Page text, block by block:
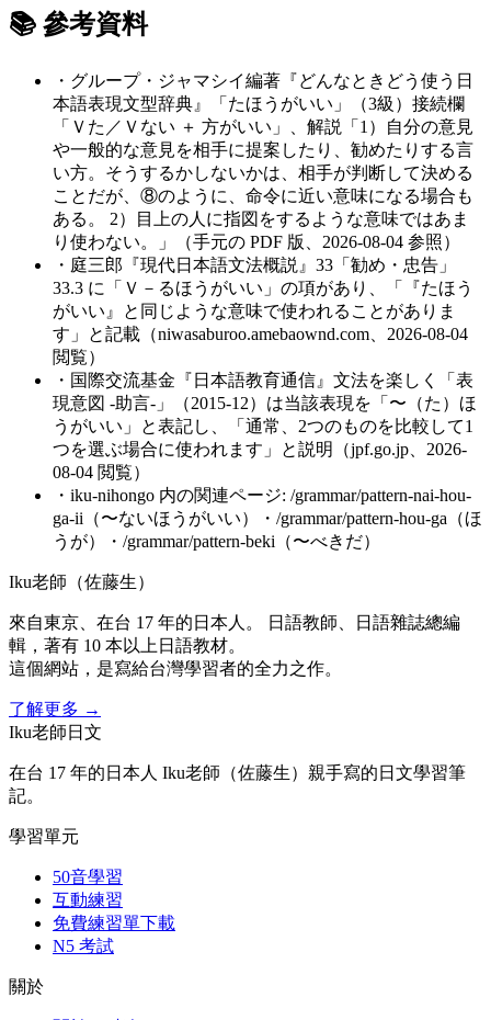
📚 參考資料
・ グループ・ジャマシイ編著『どんなときどう使う日
本語表現文型辞典』「たほうがいい」（3級）接続欄
「Ｖた／Ｖない ＋ 方がいい」、解説「1）自分の意見
や一般的な意見を相手に提案したり、勧めたりする言
い方。そうするかしないかは、相手が判断して決める
ことだが、⑧のように、命令に近い意味になる場合も
ある。 2）目上の人に指図をするような意味ではあま
り使わない。」（手元の PDF 版、2026-08-04 参照）
・ 庭三郎『現代日本語文法概説』33「勧め・忠告」
33.3 に「Ｖ－るほうがいい」の項があり、「『たほう
がいい』と同じような意味で使われることがありま
す」と記載（niwasaburoo.amebaownd.com、2026-08-04
閲覧）
・ 国際交流基金『日本語教育通信』文法を楽しく「表
現意図 -助言-」（2015-12）は当該表現を「〜（た）ほ
うがいい」と表記し、「通常、2つのものを比較して1
つを選ぶ場合に使われます」と説明（jpf.go.jp、2026-
08-04 閲覧）
・ iku-nihongo 内の関連ページ: /grammar/pattern-nai-hou-
ga-ii（〜ないほうがいい）・/grammar/pattern-hou-ga（ほ
うが）・/grammar/pattern-beki（〜べきだ）
Iku老師（佐藤生）
來自東京、在台 17 年的日本人。 日語教師、日語雜誌總編
輯，著有 10 本以上日語教材。
這個網站，是寫給台灣學習者的全力之作。
了解更多 →
Iku老師日文
在台 17 年的日本人 Iku老師（佐藤生）親手寫的日文學習筆
記。
學習單元
50音學習
互動練習
免費練習單下載
N5 考試
關於